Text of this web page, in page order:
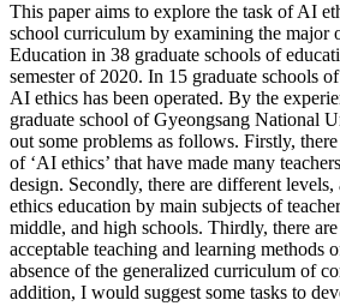
This paper aims to explore the task of AI
school curriculum by examining the major
Education in 38 graduate schools of
semester of 2020. In 15 graduate schools
AI ethics has been operated. By the
graduate school of Gyeongsang National
out some problems as follows. Firstly,
of ‘AI ethics’ that have made many
design. Secondly, there are different
ethics education by main subjects of
middle, and high schools. Thirdly, there
acceptable teaching and learning methods
absence of the generalized curriculum of
addition, I would suggest some tasks to